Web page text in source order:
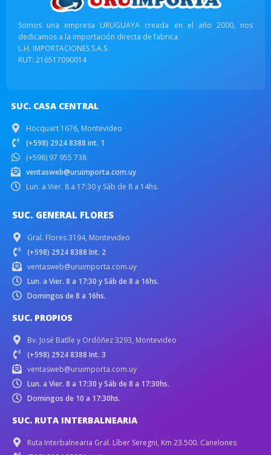
Somos una empresa URUGUAYA creada en el año 2000, nos
dedicamos a la importación directa de fabrica.
L.H. IMPORTACIONES S.A.S.
RUT: 216517090014
SUC. CASA CENTRAL
Hocquart 1676, Montevideo
(+598) 2924 8388 int. 1
(+598) 97 955 738
ventasweb@uruimporta.com.uy
Lun. a Vier. 8 a 17:30 y Sáb de 8 a 14hs.
SUC. GENERAL FLORES
Gral. Flores 3194, Montevideo
(+598) 2924 8388 Int. 2
ventasweb@uruimporta.com.uy
Lun. a Vier. 8 a 17:30 y Sáb de 8 a 16hs.
Domingos de 8 a 16hs.
SUC. PROPIOS
Bv. José Batlle y Ordóñez 3293, Montevideo
(+598) 2924 8388 Int. 3
ventasweb@uruimporta.com.uy
Lun. a Vier. 8 a 17:30 y Sáb de 8 a 17:30hs.
Domingos de 10 a 17:30hs.
SUC. RUTA INTERBALNEARIA
Ruta Interbalnearia Gral. Líber Seregni, Km 23.500. Canelones